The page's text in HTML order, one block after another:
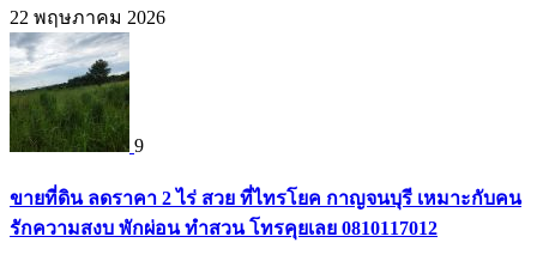
22 พฤษภาคม 2026
9
ขายที่ดิน ลดราคา 2 ไร่ สวย ที่ไทรโยค กาญจนบุรี เหมาะกับคน
รักความสงบ พักผ่อน ทำสวน โทรคุยเลย 0810117012